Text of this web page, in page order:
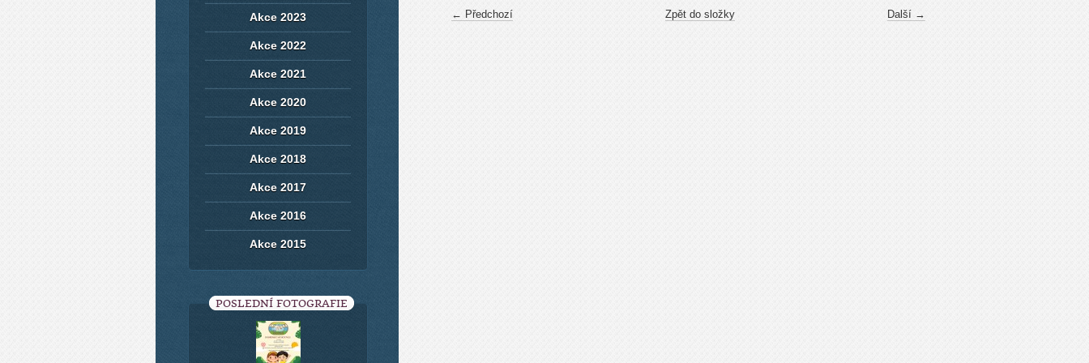
← Předchozí Další →
Zpět do složky
Akce 2023
Akce 2022
Akce 2021
Akce 2020
Akce 2019
Akce 2018
Akce 2017
Akce 2016
Akce 2015
POSLEDNÍ FOTOGRAFIE